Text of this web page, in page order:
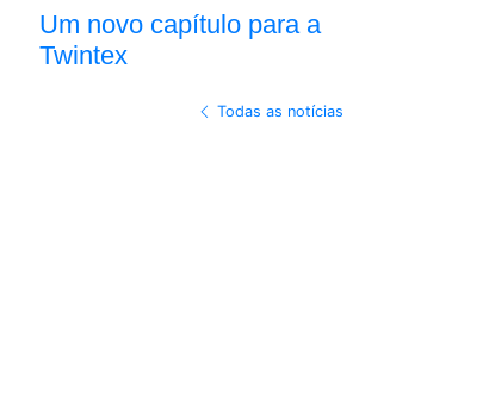
Um novo capítulo para a
Twintex
Todas as notícias